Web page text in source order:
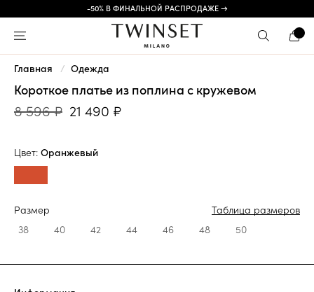
-50% В ФИНАЛЬНОЙ РАСПРОДАЖЕ →
Главная Одежда
Короткое платье из поплина с кружевом
8 596 ₽ 21 490 ₽
Цвет: Оранжевый
Размер
Таблица размеров
38
40 42 44 46 48 50